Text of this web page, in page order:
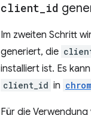
client id
Im zweiten Schritt
generiert, die
installiert ist. Es
client_id in
Für die Verwendung